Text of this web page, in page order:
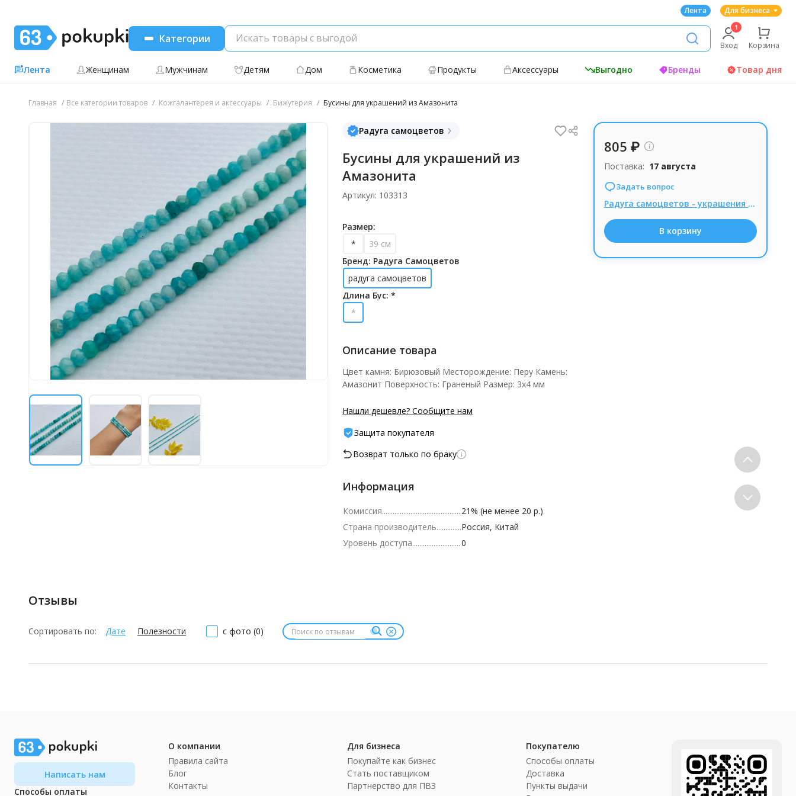
Лента Для бизнеса
Категории
Вход Корзина
Лента Женщинам Мужчинам Детям Дом Косметика Продукты Аксессуары Выгодно Бренды Товар дня
Главная Все категории товаров Кожгалантерея и аксессуары Бижутерия Бусины для украшений из Амазонита
Радуга самоцветов
Бусины для украшений из
Амазонита
Артикул: 103313
Размер:
*
39 см
Бренд: Радуга Самоцветов
радуга самоцветов
Длина Бус: *
*
805 ₽
Поставка: 17 августа
Задать вопрос
Радуга самоцветов - украшения из натуральных камней, Комиссия 15% при заказе от 1000р.
В корзину
Описание товара
Цвет камня: Бирюзовый Месторождение: Перу Камень:
Амазонит Поверхность: Граненый Размер: 3х4 мм
Нашли дешевле? Сообщите нам
Защита покупателя
Возврат только по браку
Информация
Комиссия
21% (не менее 20 р.)
Страна производитель
Россия, Китай
Уровень доступа
0
Отзывы
Сортировать по: Дате Полезности с фото (0)
Написать нам
Способы оплаты
О компании
Правила сайта
Блог
Контакты
Для бизнеса
Покупайте как бизнес
Стать поставщиком
Партнерство для ПВЗ
Покупателю
Способы оплаты
Доставка
Пункты выдачи